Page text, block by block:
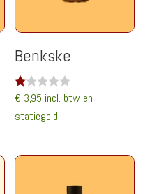
Benkske
W
rd
00
€ 3,95 incl. btw en
statiegeld